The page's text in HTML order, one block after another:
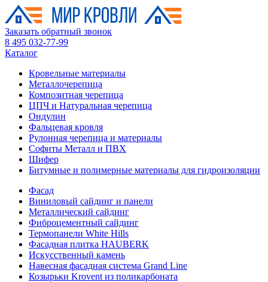
Заказать обратный звонок
8 495 032-77-99
Каталог
Кровельные материалы
Металлочерепица
Композитная черепица
ЦПЧ и Натуральная черепица
Ондулин
Фальцевая кровля
Рулонная черепица и материалы
Софиты Металл и ПВХ
Шифер
Битумные и полимерные материалы для гидроизоляции
Фасад
Виниловый сайдинг и панели
Металлический сайдинг
Фиброцементный сайдинг
Термопанели White Hills
Фасадная плитка HAUBERK
Искусственный камень
Навесная фасадная система Grand Line
Козырьки Krovent из поликарбоната